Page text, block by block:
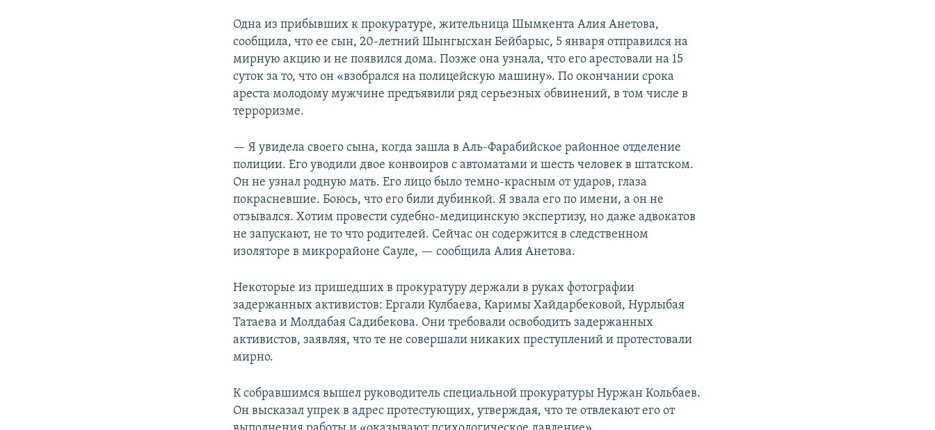
Одна из прибывших к прокуратуре, жительница Шымкента Алия Анетова,
сообщила, что ее сын, 20-летний Шынгысхан Бейбарыс, 5 января отправился на
мирную акцию и не появился дома. Позже она узнала, что его арестовали на 15
суток за то, что он «взобрался на полицейскую машину». По окончании срока
ареста молодому мужчине предъявили ряд серьезных обвинений, в том числе в
терроризме.
— Я увидела своего сына, когда зашла в Аль-Фарабийское районное отделение
полиции. Его уводили двое конвоиров с автоматами и шесть человек в штатском.
Он не узнал родную мать. Его лицо было темно-красным от ударов, глаза
покрасневшие. Боюсь, что его били дубинкой. Я звала его по имени, а он не
отзывался. Хотим провести судебно-медицинскую экспертизу, но даже адвокатов
не запускают, не то что родителей. Сейчас он содержится в следственном
изоляторе в микрорайоне Сауле, — сообщила Алия Анетова.
Некоторые из пришедших в прокуратуру держали в руках фотографии
задержанных активистов: Ергали Кулбаева, Каримы Хайдарбековой, Нурлыбая
Татаева и Молдабая Садибекова. Они требовали освободить задержанных
активистов, заявляя, что те не совершали никаких преступлений и протестовали
мирно.
К собравшимся вышел руководитель специальной прокуратуры Нуржан Кольбаев.
Он высказал упрек в адрес протестующих, утверждая, что те отвлекают его от